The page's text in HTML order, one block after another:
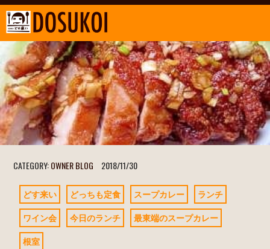
CATEGORY:OWNER BLOG 2018/11/30
どす来い どっちも定食 スープカレー
ランチ
ワイン会
今日のランチ
最東端のスープカレー
根室